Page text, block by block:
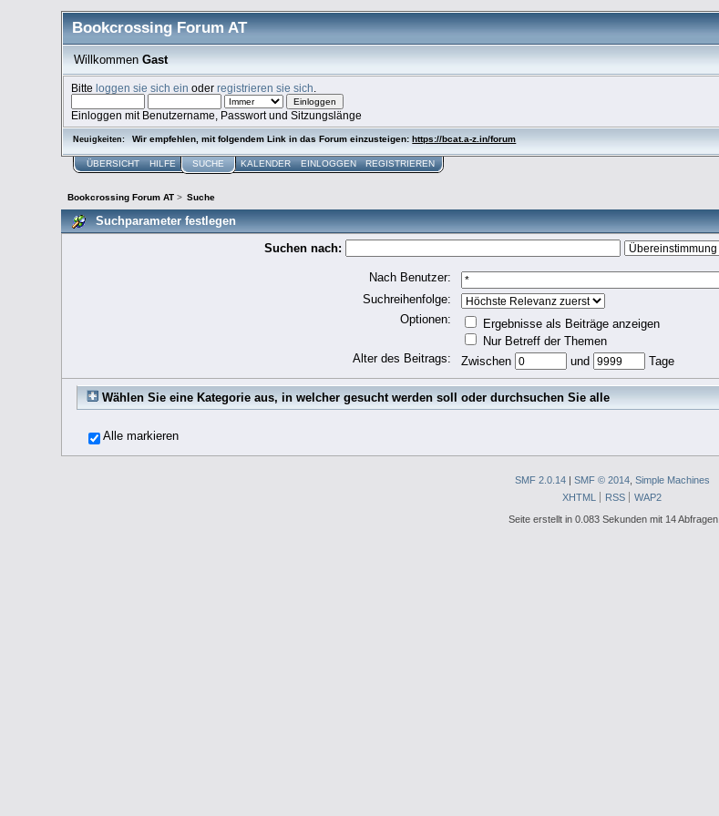
Bookcrossing Forum AT
Willkommen Gast
Bitteloggen sie sich ein oderregistrieren sie sich
Einloggen mit Benutzername, Passwort und Sitzungslänge
Neuigkeiten: Wir empfehlen, mit folgendem Link in das Forum einzusteigen:https://bcat.a-z.in/forum
ÜBERSICHT HILFE SUCHE KALENDER EINLOGGEN REGISTRIEREN
Bookcrossing Forum AT> Suche
Suchparameter festlegen
Suchen nach:
Nach Benutzer:
Suchreihenfolge:
Optionen:
Ergebnisse als Beiträge anzeigen
Nur Betreff der Themen
Alter des Beitrags:
Zwischen und Tage
Wählen Sie eine Kategorie aus, in welcher gesucht werden soll oder durchsuchen Sie alle
Alle markieren
SMF 2.0.14 SMF © 2014 Simple Machines
XHTML
RSS
WAP2
Seite erstellt in 0.083 Sekunden mit 14 Abfragen.